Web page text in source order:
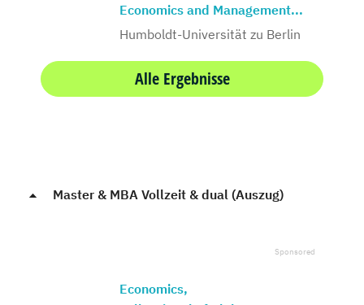
Economics and Management...
Humboldt-Universität zu Berlin
Alle Ergebnisse
Master & MBA Vollzeit & dual (Auszug)
Economics,